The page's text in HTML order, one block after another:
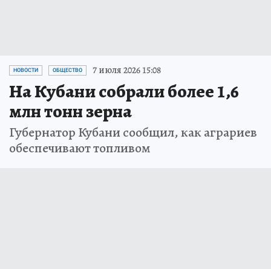
НОВОСТИ ОБЩЕСТВО 7 июля 2026 15:08
На Кубани собрали более 1,6
млн тонн зерна
Губернатор Кубани сообщил, как аграриев
обеспечивают топливом